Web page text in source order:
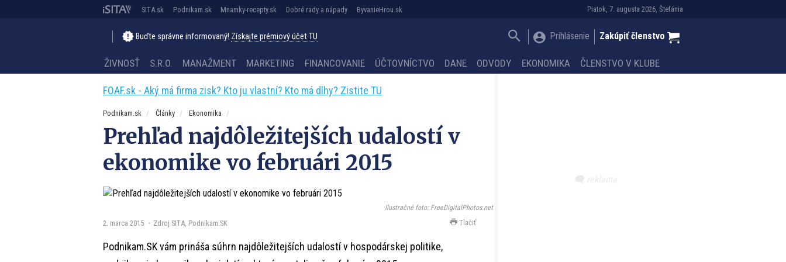
Piatok, 7. augusta 2026, Štefánia
SITA.sk Podnikam.sk Mnamky-recepty.sk Dobré rady a nápady ByvanieHrou.sk
Buďte správne informovaný! Získajte prémiový účet TU Prihlásenie Zakúpiť členstvo
ŽIVNOSŤ S.R.O. MANAŽMENT MARKETING FINANCOVANIE ÚČTOVNÍCTVO DANE ODVODY EKONOMIKA ČLENSTVO V KLUBE
FOAF.sk - Aký má firma zisk? Kto ju vlastní? Kto má dlhy? Zistite TU
Podnikam.sk Články Ekonomika
Prehľad najdôležitejších udalostí v
ekonomike vo februári 2015
Ilustračné foto: FreeDigitalPhotos.net
2. marca 2015 Zdroj SITA, Podnikam.SK Tlačiť
Podnikam.SK vám prináša súhrn najdôležitejších udalostí v hospodárskej politike,